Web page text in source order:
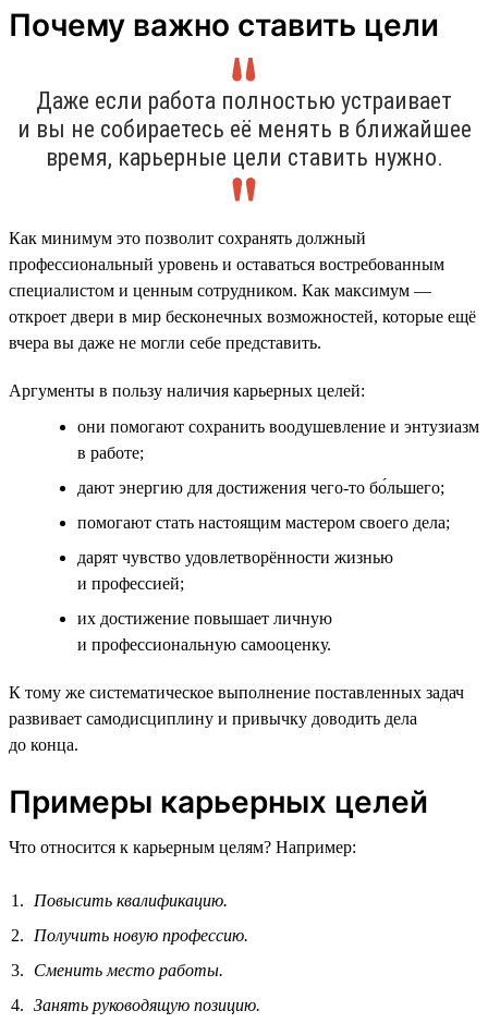
Почему важно ставить цели
Даже если работа полностью устраивает
и вы не собираетесь её менять в ближайшее
время, карьерные цели ставить нужно.
Как минимум это позволит сохранять должный
профессиональный уровень и оставаться востребованным
специалистом и ценным сотрудником. Как максимум —
откроет двери в мир бесконечных возможностей, которые ещё
вчера вы даже не могли себе представить.
Аргументы в пользу наличия карьерных целей:
они помогают сохранить воодушевление и энтузиазм
в работе;
дают энергию для достижения чего-то бо́льшего;
помогают стать настоящим мастером своего дела;
дарят чувство удовлетворённости жизнью
и профессией;
их достижение повышает личную
и профессиональную самооценку.
К тому же систематическое выполнение поставленных задач
развивает самодисциплину и привычку доводить дела
до конца.
Примеры карьерных целей
Что относится к карьерным целям? Например:
Повысить квалификацию.
Получить новую профессию.
Сменить место работы.
Занять руководящую позицию.